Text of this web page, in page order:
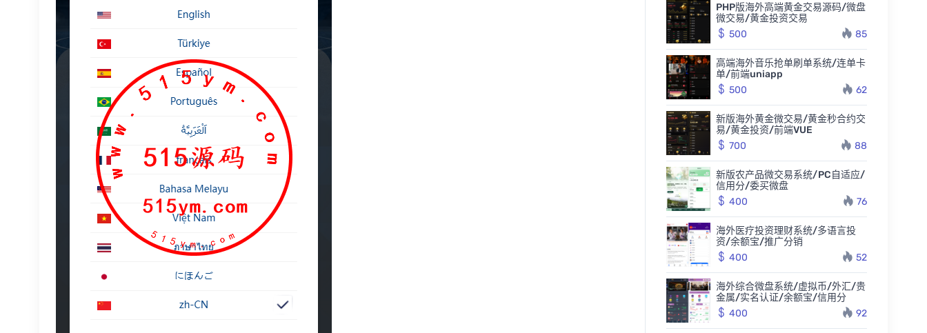
PHP版海外高端黄金交易源码/微盘
微交易/黄金投资交易
500
85
高端海外音乐抢单刷单系统/连单卡
单/前端uniapp
500
62
新版海外黄金微交易/黄金秒合约交
易/黄金投资/前端VUE
700
88
新版农产品微交易系统/PC自适应/
信用分/委买微盘
400
76
海外医疗投资理财系统/多语言投
资/余额宝/推广分销
400
52
海外综合微盘系统/虚拟币/外汇/贵
金属/实名认证/余额宝/信用分
400
92